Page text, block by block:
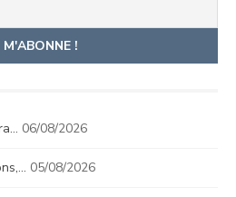
06/08/2026
05/08/2026